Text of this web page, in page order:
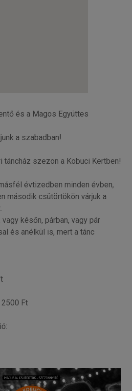
és a Magos Együttes
a szabadban!
táncház szezon a Kobuci Kertben!
évtizedben minden évben,
második csütörtökön várjuk a
későn, párban, vagy pár
és anélkül is, mert a tánc
2500 Ft